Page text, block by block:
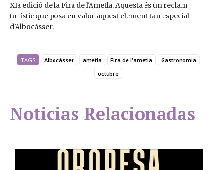
XIa edició de la Fira de l'Ametla. Aquesta és un reclam
turístic que posa en valor aquest element tan especial
d'Albocàsser.
TAGS Albocàsser ametla Fira de l'ametla
Gastronomia
octubre
Noticias Relacionadas